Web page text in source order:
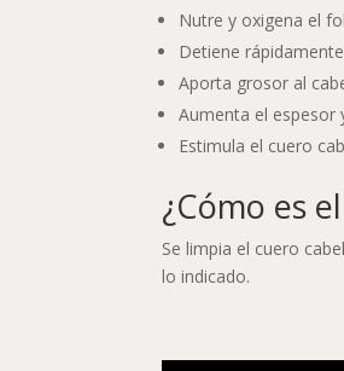
Nutre y oxigena el
Detiene
Aporta grosor al
Aumenta el espesor
Estimula el cuero
¿Cómo es
Se limpia el cuero
lo indicado.